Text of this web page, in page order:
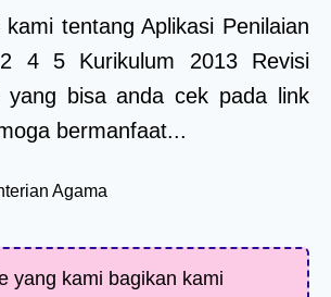
tentang Aplikasi Penilaian
4 5 Kurikulum 2013 Revisi
yang bisa anda cek pada link
bermanfaat...
Agama
yang kami bagikan kami